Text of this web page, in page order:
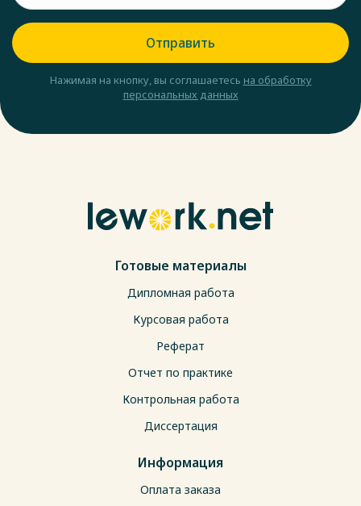
Отправить
Нажимая на кнопку, вы соглашаетесь на обработку
персональных данных
Готовые материалы
Дипломная работа
Курсовая работа
Реферат
Отчет по практике
Контрольная работа
Диссертация
Информация
Оплата заказа